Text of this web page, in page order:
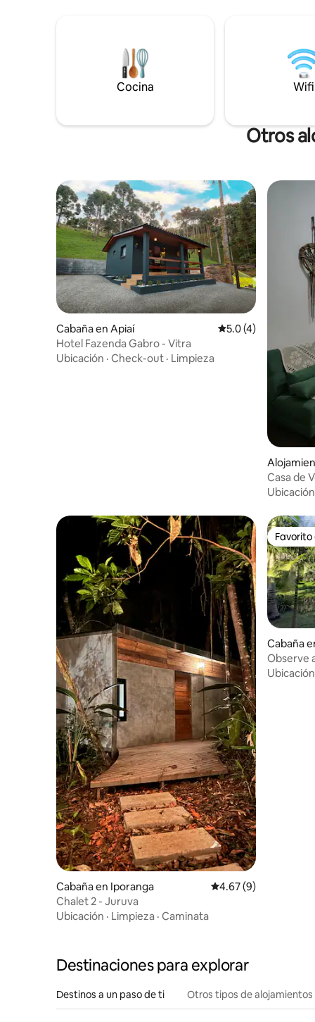
natural con terraza y cascada, ideal para
momentos de ocio y relajación con el
sonido de los pájaros y las aguas.
Cocina Wifi
Otros
Cabaña en Apiaí Calificación
5.0 (4)
Hotel Fazenda Gabro - Vitra
Ubicación · Check-out · Limpieza
Casa de
Ubicación
Cabaña en Iporanga Calificación
4.67 (9)
Chalet 2 - Juruva
Ubicación · Limpieza · Caminata
Cabaña
Observe aves. Chalet
piscina
Ubicación
Destinaciones para explorar
Destinos a un paso de ti Otros tipos de alojamientos